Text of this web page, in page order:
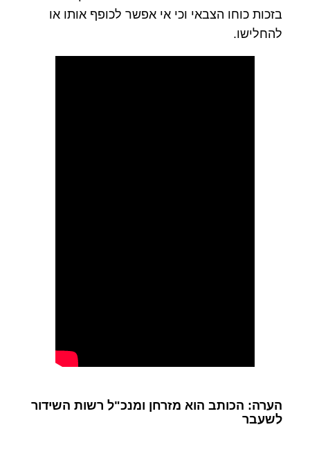
בזכות כוחו הצבאי וכי אי אפשר לכופף אותו או
להחלישו.
הערה: הכותב הוא מזרחן ומנכ"ל רשות השידור
לשעבר